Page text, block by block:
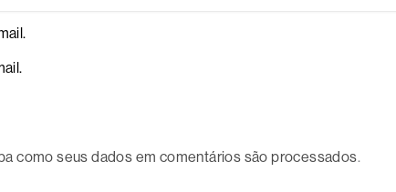
como seus dados em comentários são processados.